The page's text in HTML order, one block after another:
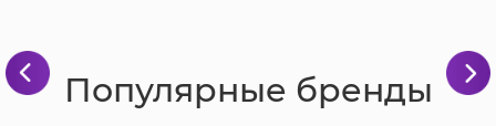
Популярные бренды